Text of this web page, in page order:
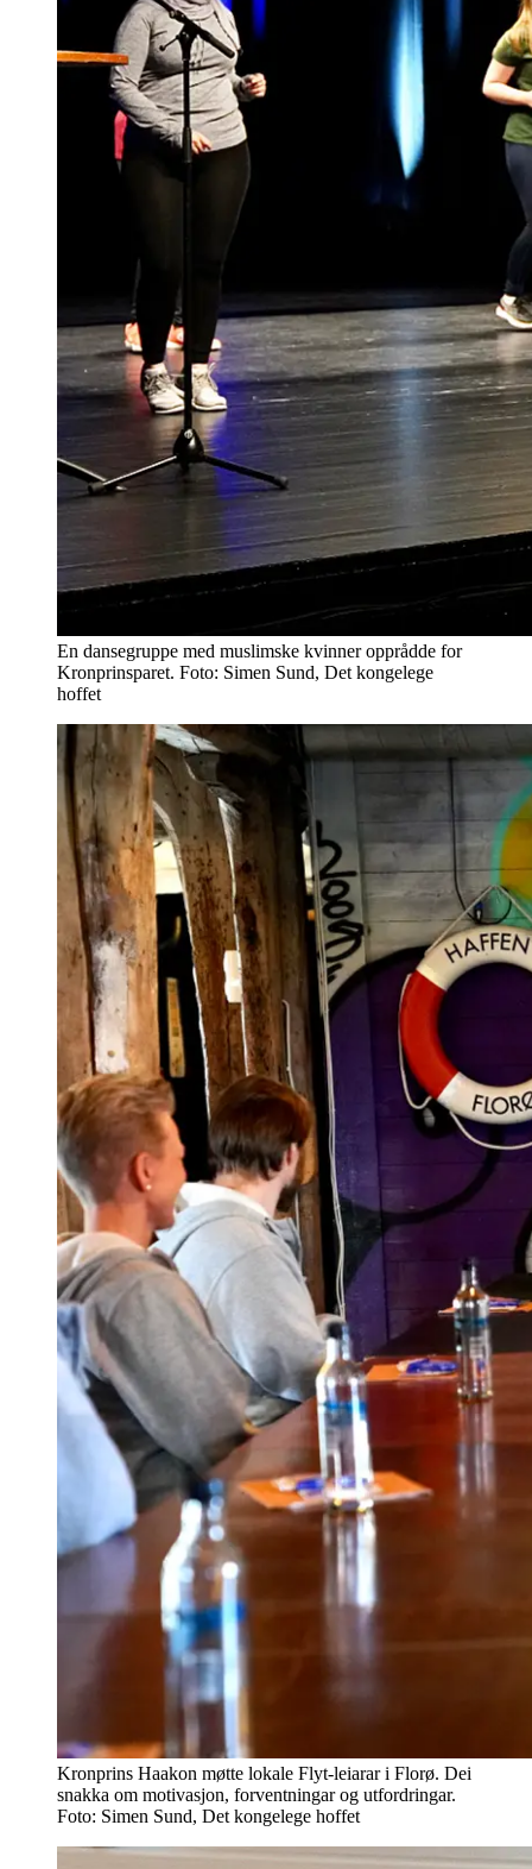
En dansegruppe med muslimske kvinner opprådde for
Kronprinsparet. Foto: Simen Sund, Det kongelege
hoffet
Kronprins Haakon møtte lokale Flyt-leiarar i Florø. Dei
snakka om motivasjon, forventningar og utfordringar.
Foto: Simen Sund, Det kongelege hoffet